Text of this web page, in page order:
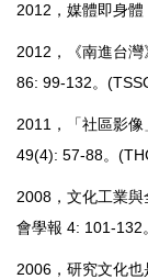
2012，媒體即身體
2012，《南進台灣
86: 99-132。
2011，「社區影
49(4): 57-88。
2008，文化工業
會學報 4: 101-132。
2006，研究文化